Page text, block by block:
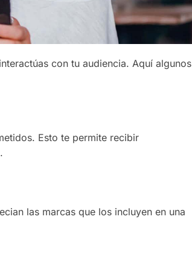
con tu audiencia. Aquí algunos
Esto te permite recibir
las marcas que los incluyen en una